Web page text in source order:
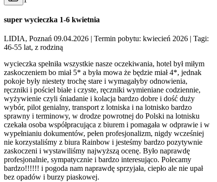
super wycieczka 1-6 kwietnia
LIDIA, Poznań 09.04.2026 | Termin pobytu: kwiecień 2026 | Tagi:
46-55 lat, z rodziną
wycieczka spełniła wszystkie nasze oczekiwania, hotel był miłym
zaskoczeniem bo miał 5* a była mowa że będzie miał 4*, jednak
pokoje były niestety trochę stare i wymagałyby odnowienia,
ręczniki i pościel białe i czyste, ręczniki wymieniane codziennie,
wyżywienie czyli śniadanie i kolacja bardzo dobre i dość duży
wybór, pilot genialny, transport z lotniska i na lotnisko bardzo
sprawny i terminowy, w drodze powrotnej do Polski na lotnisku
czekała osoba współpracująca z biurem i pomagała w odprawie i w
wypełnianiu dokumentów, pełen profesjonalizm, nigdy wcześniej
nie korzystaliśmy z biura Rainbow i jesteśmy bardzo pozytywnie
zaskoczeni i wystawiliśmy najwyższą ocenę. Było naprawdę
profesjonalnie, sympatycznie i bardzo interesująco. Polecamy
bardzo!!!!!! i pogoda nam naprawdę sprzyjała, ciepło ale nie upał
bez opadów i burzy piaskowej.